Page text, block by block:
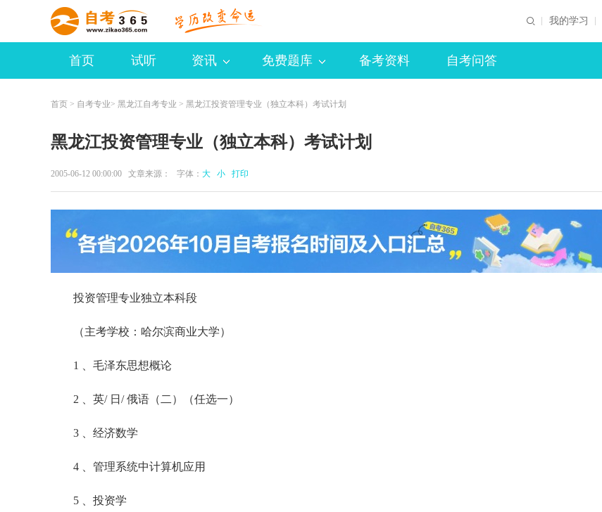
我的学习
首页 试听 资讯 免费题库 备考资料 自考问答
首页 > 自考专业> 黑龙江自考专业 > 黑龙江投资管理专业（独立本科）考试计划
黑龙江投资管理专业（独立本科）考试计划
2005-06-12 00:00:00 文章来源： 字体： 大 小 打印
投资管理专业独立本科段
（主考学校：哈尔滨商业大学）
1 、毛泽东思想概论
2 、英/ 日/ 俄语（二）（任选一）
3 、经济数学
4 、管理系统中计算机应用
5 、投资学